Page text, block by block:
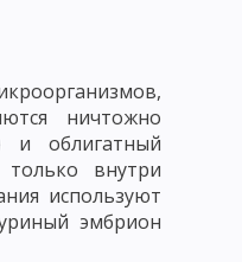
ничтожно
облигатный
только внутри
используют
эмбрион